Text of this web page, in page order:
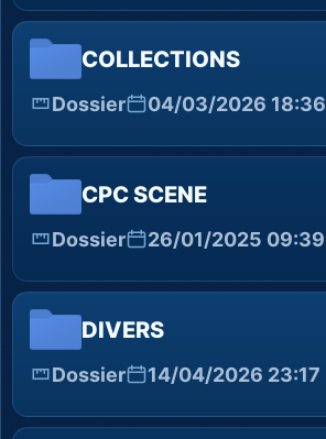
COLLECTIONS
Dossier 04/03/2026 18:36
CPC SCENE
Dossier 26/01/2025 09:39
DIVERS
Dossier 14/04/2026 23:17